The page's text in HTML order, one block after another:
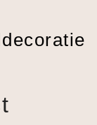
Kunst